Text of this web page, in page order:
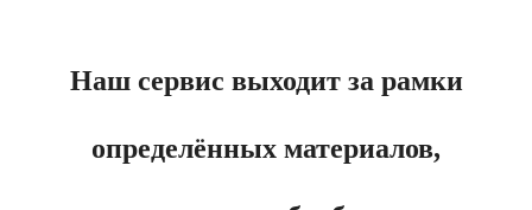
Наш сервис выходит за рамки
определённых материалов,